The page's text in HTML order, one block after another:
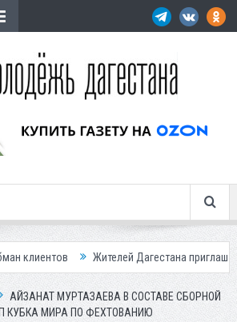
Жителей Дагестана приглашает в
АЙЗАНАТ МУРТАЗАЕВА В СОСТАВЕ СБОРНОЙ
КУБКА МИРА ПО ФЕХТОВАНИЮ